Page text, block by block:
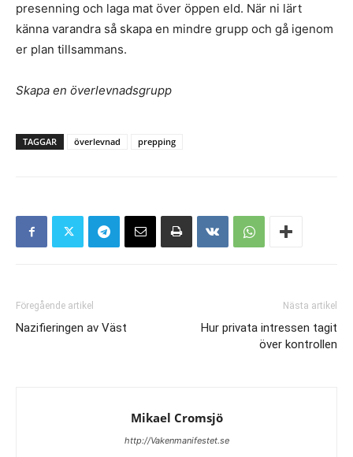
presenning och laga mat över öppen eld. När ni lärt
känna varandra så skapa en mindre grupp och gå igenom
er plan tillsammans.
Skapa en överlevnadsgrupp
TAGGAR överlevnad prepping
Föregående artikel
Nazifieringen av Väst
Nästa artikel
Hur privata intressen tagit
över kontrollen
Mikael Cromsjö
http://Vakenmanifestet.se